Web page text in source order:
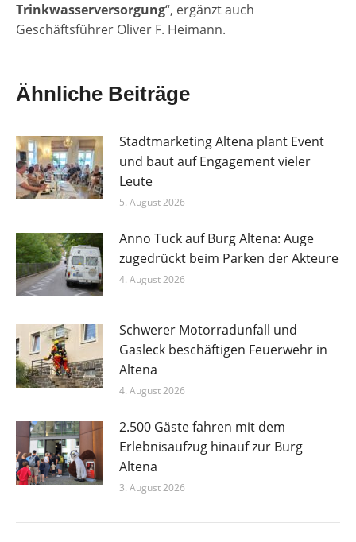
Trinkwasserversorgung“, ergänzt auch
Geschäftsführer Oliver F. Heimann.
Ähnliche Beiträge
Stadtmarketing Altena plant Event
und baut auf Engagement vieler
Leute
5. August 2026
Anno Tuck auf Burg Altena: Auge
zugedrückt beim Parken der Akteure
4. August 2026
Schwerer Motorradunfall und
Gasleck beschäftigen Feuerwehr in
Altena
4. August 2026
2.500 Gäste fahren mit dem
Erlebnisaufzug hinauf zur Burg
Altena
3. August 2026